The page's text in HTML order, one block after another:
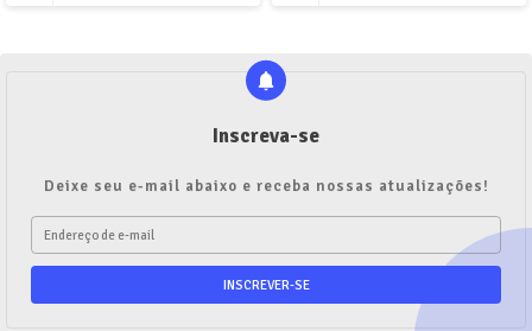
Inscreva-se
Deixe seu e-mail abaixo e receba nossas atualizações!